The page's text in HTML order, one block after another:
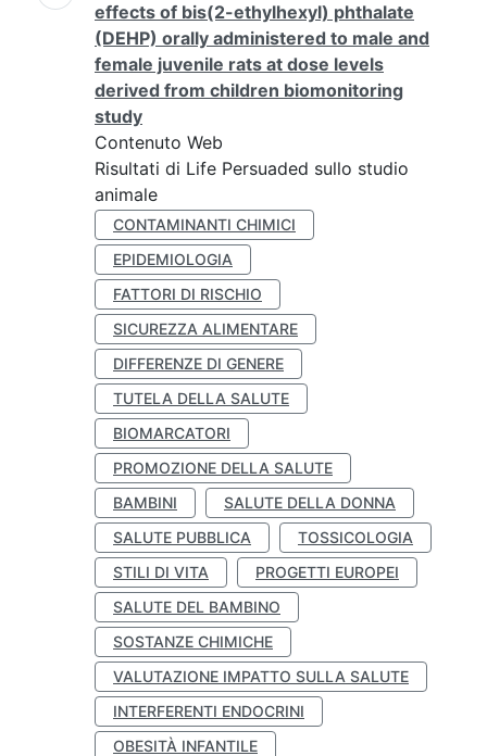
effects of bis(2-ethylhexyl) phthalate
(DEHP) orally administered to male and
female juvenile rats at dose levels
derived from children biomonitoring
study
Contenuto Web
Risultati di Life Persuaded sullo studio
animale
CONTAMINANTI CHIMICI
EPIDEMIOLOGIA
FATTORI DI RISCHIO
SICUREZZA ALIMENTARE
DIFFERENZE DI GENERE
TUTELA DELLA SALUTE
BIOMARCATORI
PROMOZIONE DELLA SALUTE
BAMBINI
SALUTE DELLA DONNA
SALUTE PUBBLICA
TOSSICOLOGIA
STILI DI VITA
PROGETTI EUROPEI
SALUTE DEL BAMBINO
SOSTANZE CHIMICHE
VALUTAZIONE IMPATTO SULLA SALUTE
INTERFERENTI ENDOCRINI
OBESITÀ INFANTILE